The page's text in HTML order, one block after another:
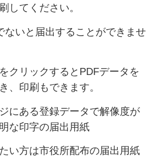
してください。
いと届出することができませ
クリックするとPDFデータを
、印刷もできます。
にある登録データで解像度が
な印字の届出用紙
い方は市役所配布の届出用紙